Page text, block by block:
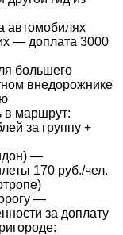
автомобилях
— доплата 3000
большего
внедорожнике
маршрут:
за группу +
—
170 руб./чел.
—
за доплату